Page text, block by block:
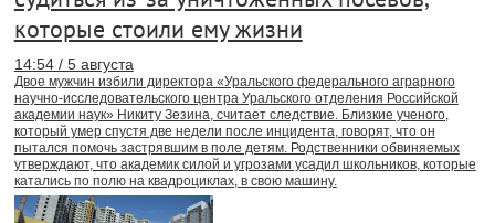
которые стоили ему жизни
14:54 / 5 августа
Двое мужчин избили директора «Уральского федерального аграрного
научно-исследовательского центра Уральского отделения Российской
академии наук» Никиту Зезина, считает следствие. Близкие ученого,
который умер спустя две недели после инцидента, говорят, что он
пытался помочь застрявшим в поле детям. Родственники обвиняемых
утверждают, что академик силой и угрозами усадил школьников, которые
катались по полю на квадроциклах, в свою машину.